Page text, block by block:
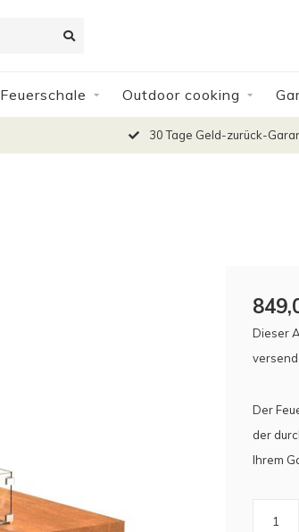
Feuerschale Outdoor cooking
30 Tage Geld-zurück-
Dieser
Der
der
Ihrem